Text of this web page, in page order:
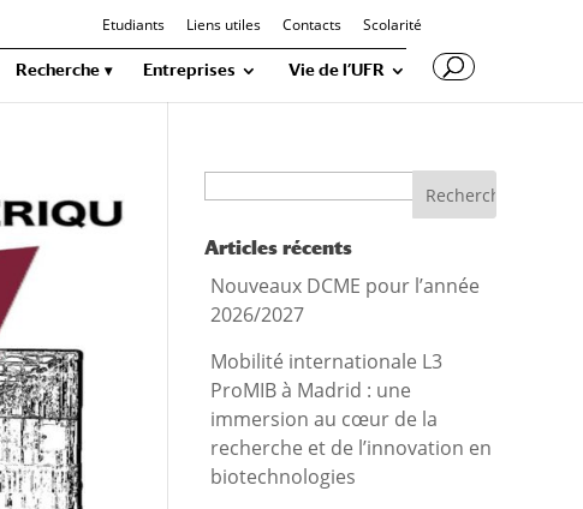
Etudiants Liens utiles Contacts Scolarité
Recherche Entreprises Vie de l’UFR
Articles récents
Nouveaux DCME pour l’année
2026/2027
Mobilité internationale L3
ProMIB à Madrid : une
immersion au cœur de la
recherche et de l’innovation en
biotechnologies